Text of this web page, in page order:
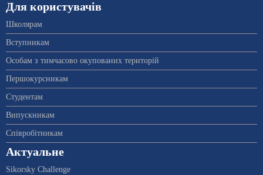
Для користувачів
Школярам
Вступникам
Особам з тимчасово окупованих територій
Першокурсникам
Студентам
Випускникам
Співробітникам
Актуальне
Sikorsky Challenge